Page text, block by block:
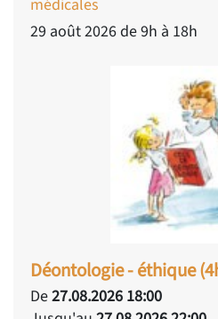
médicales
29 août 2026 de 9h à 18h
Déontologie - éthique
De27.08.2026 18:00